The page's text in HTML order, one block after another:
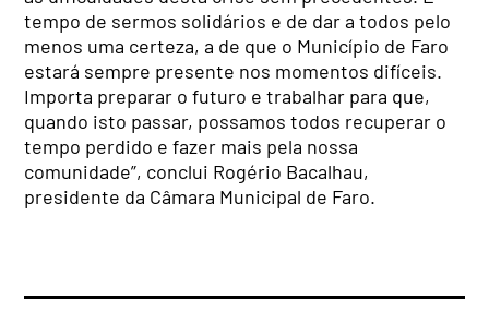
tempo de sermos solidários e de dar a todos pelo
menos uma certeza, a de que o Município de Faro
estará sempre presente nos momentos difíceis.
Importa preparar o futuro e trabalhar para que,
quando isto passar, possamos todos recuperar o
tempo perdido e fazer mais pela nossa
comunidade”, conclui Rogério Bacalhau,
presidente da Câmara Municipal de Faro.